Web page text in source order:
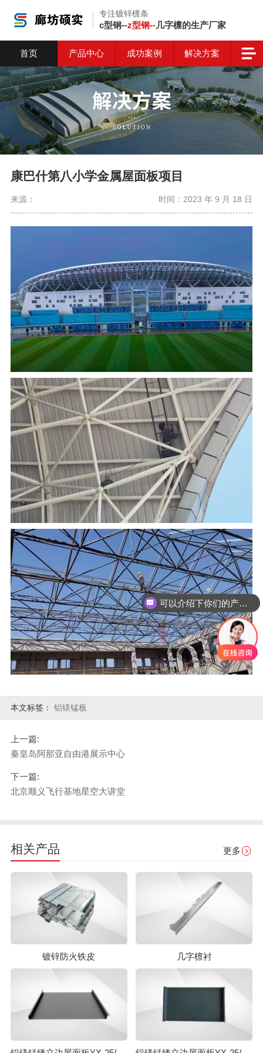
专注镀锌檩条
c型钢--z型钢--几字檩的生产厂家
首页 产品中心 成功案例 解决方案
康巴什第八小学金属屋面板项目
来源： 时间：2023 年 9 月 18 日
本文标签： 铝镁锰板
上一篇:
秦皇岛阿那亚自由港展示中心
下一篇:
北京顺义飞行基地星空大讲堂
相关产品 更多
镀锌防火铁皮 几字檩衬
可以介绍下你们的产品么